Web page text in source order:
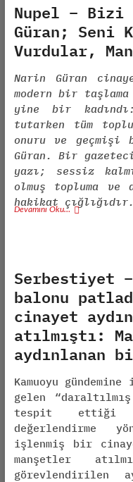
Nupel – Bizi
Güran; Seni
Vurdular,
Narin Güran
modern bir
yine bir
tutarken tüm
onuru ve geçmişi
Güran. Bir
yazı; sessiz
olmuş topluma
hakikat çığlığıdır.
Devamını Oku…
Serbestiyet
balonu
cinayet
atılmıştı:
aydınlanan
Kamuoyu
gelen
tespit ettiği
değerlendirme
işlenmiş bir
manşetler
görevlendirilen